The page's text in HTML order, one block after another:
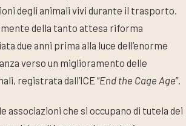
degli animali vivi durante il trasporto.
della tanto attesa riforma
due anni prima alla luce dell’enorme
verso un miglioramento delle
registrata dall’ICE “End the Cage Age”.
associazioni che si occupano di tutela dei